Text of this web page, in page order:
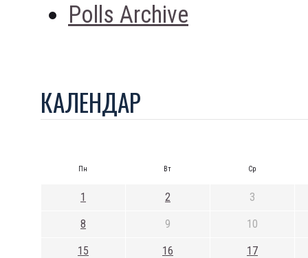
Polls Archive
КАЛЕНДАР
Пн Вт Ср
1 2 3
8 9 10
15 16 17